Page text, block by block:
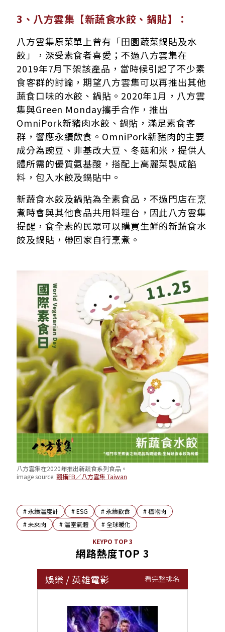
3、八方雲集【新蔬食水餃、鍋貼】：
八方雲集原菜單上曾有「田園蔬菜鍋貼及水
餃」，深受素食者喜愛；不過八方雲集在
2019年7月下架該產品，當時候引起了不少素
食客群的討論，期望八方雲集可以再推出其他
蔬食口味的水餃、鍋貼。2020年1月，八方雲
集與Green Monday攜手合作，推出
OmniPork新豬肉水餃、鍋貼，滿足素食客
群，響應永續飲食。OmniPork新豬肉的主要
成分為豌豆、非基改大豆、冬菇和米，提供人
體所需的優質氨基酸，搭配上高麗菜製成餡
料，包入水餃及鍋貼中。
新蔬食水餃及鍋貼為全素食品，不過門店在烹
煮時會與其他食品共用料理台，因此八方雲集
提醒，食全素的民眾可以購買生鮮的新蔬食水
餃及鍋貼，帶回家自行烹煮。
八方雲集在2020年推出新蔬食系列食品。
image source: 翻攝FB／八方雲集 Taiwan
#永續溫度計 #ESG #永續飲食 #植物肉
#未來肉 #溫室氣體 #全球暖化
KEYPO TOP 3
網路熱度TOP 3
娛樂 / 英雄電影 看完整排名